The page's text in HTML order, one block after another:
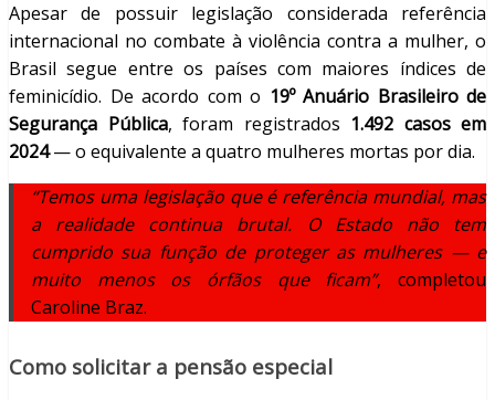
Apesar de possuir legislação considerada referência
internacional no combate à violência contra a mulher, o
Brasil segue entre os países com maiores índices de
feminicídio. De acordo com o 19º Anuário Brasileiro de
Segurança Pública, foram registrados 1.492 casos em
2024— o equivalente a quatro mulheres mortas por dia.
“Temos uma legislação que é referência mundial, mas
a realidade continua brutal. O Estado não tem
cumprido sua função de proteger as mulheres — e
muito menos os órfãos que ficam”, completou
Caroline Braz.
Como solicitar a pensão especial